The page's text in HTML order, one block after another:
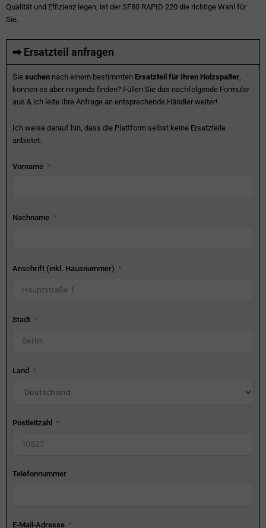
Qualität und Effizienz legen, ist der SF80 RAPID 220 die richtige Wahl für
Sie.
➡ Ersatzteil anfragen
Sie suchen nach einem bestimmten Ersatzteil für Ihren Holzspalter,
können es aber nirgends finden? Füllen Sie das nachfolgende Formular
aus & ich leite Ihre Anfrage an entsprechende Händler weiter!
Ich weise darauf hin, dass die Plattform selbst keine Ersatzteile
anbietet.
Vorname
Nachname
Anschrift (inkl. Hausnummer)
Stadt
Land
Postleitzahl
Telefonnummer
E-Mail-Adresse